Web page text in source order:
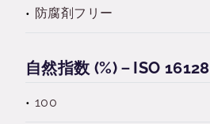
防腐剤フリー
自然指数 (%)－ISO 16128
100